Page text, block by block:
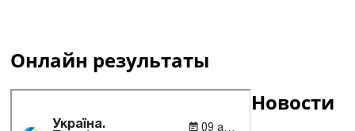
Онлайн результаты
Новости